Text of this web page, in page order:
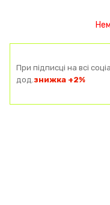
При підписці на всі
дод.знижка +2%